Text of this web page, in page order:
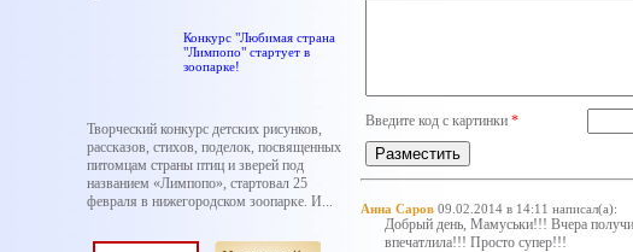
Введите код с картинки *
Разместить
Анна Саров 09.02.2014 в 14:11 написал(а):
Добрый день, Мамуськи!!! Вчера
впечатлила!!! Просто супер!!!
Конкурс "Любимая страна
"Лимпопо" стартует в
зоопарке!
Творческий конкурс детских рисунков,
рассказов, стихов, поделок, посвященных
питомцам страны птиц и зверей под
названием «Лимпопо», стартовал 25
февраля в нижегородском зоопарке. И...